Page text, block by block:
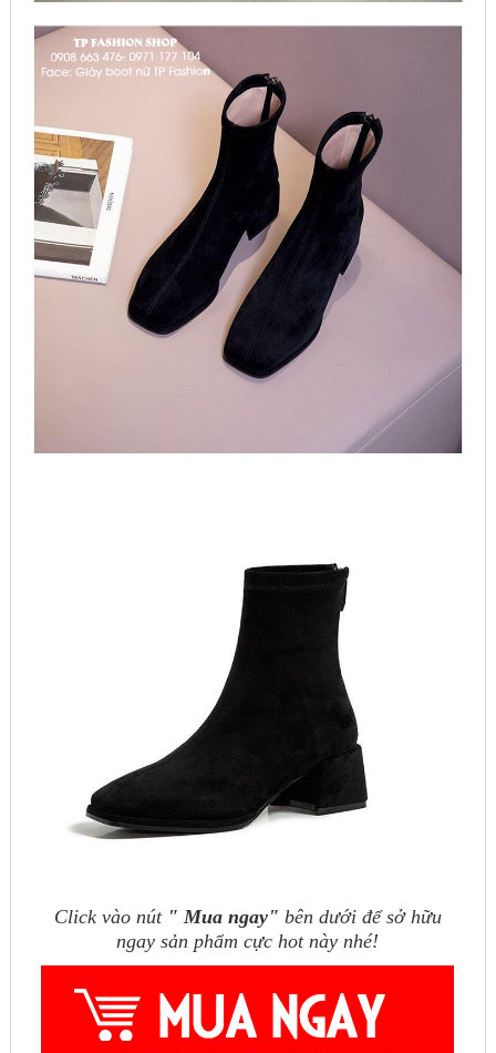
Click vào nút " Mua ngay" bên dưới để sở hữu
ngay sản phẩm cực hot này nhé!